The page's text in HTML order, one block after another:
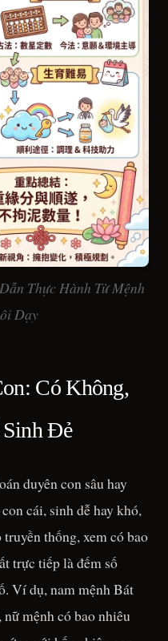
Thực Hành Từ Mệnh
Dạy
Có Không,
Đẻ
duyên con sâu hay
cái, sinh dễ hay khó,
thống, xem có bao
trực tiếp là đếm số
Ví dụ, nam mệnh Bát
mệnh có bao nhiêu